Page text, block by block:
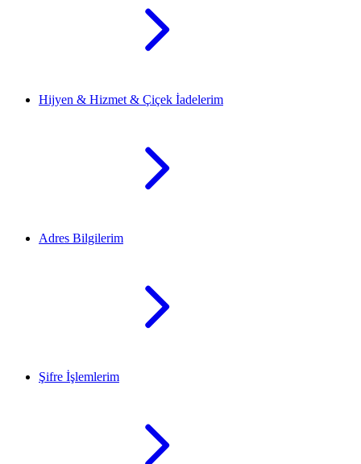
Hijyen & Hizmet & Çiçek İadelerim
Adres Bilgilerim
Şifre İşlemlerim